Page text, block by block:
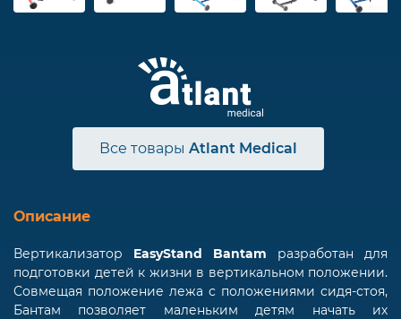
Все товары Atlant Medical
Описание
Вертикализатор EasyStand Bantam разработан для
подготовки детей к жизни в вертикальном положении.
Совмещая положение лежа с положениями сидя-стоя,
Бантам позволяет маленьким детям начать их